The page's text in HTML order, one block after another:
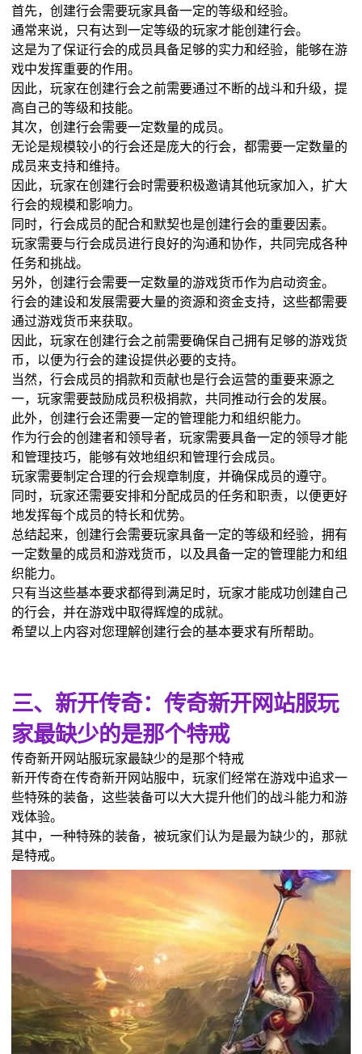
首先，创建行会需要玩家具备一定的等级和经验。
通常来说，只有达到一定等级的玩家才能创建行会。
这是为了保证行会的成员具备足够的实力和经验，能够在游
戏中发挥重要的作用。
因此，玩家在创建行会之前需要通过不断的战斗和升级，提
高自己的等级和技能。
其次，创建行会需要一定数量的成员。
无论是规模较小的行会还是庞大的行会，都需要一定数量的
成员来支持和维持。
因此，玩家在创建行会时需要积极邀请其他玩家加入，扩大
行会的规模和影响力。
同时，行会成员的配合和默契也是创建行会的重要因素。
玩家需要与行会成员进行良好的沟通和协作，共同完成各种
任务和挑战。
另外，创建行会需要一定数量的游戏货币作为启动资金。
行会的建设和发展需要大量的资源和资金支持，这些都需要
通过游戏货币来获取。
因此，玩家在创建行会之前需要确保自己拥有足够的游戏货
币，以便为行会的建设提供必要的支持。
当然，行会成员的捐款和贡献也是行会运营的重要来源之
一，玩家需要鼓励成员积极捐款，共同推动行会的发展。
此外，创建行会还需要一定的管理能力和组织能力。
作为行会的创建者和领导者，玩家需要具备一定的领导才能
和管理技巧，能够有效地组织和管理行会成员。
玩家需要制定合理的行会规章制度，并确保成员的遵守。
同时，玩家还需要安排和分配成员的任务和职责，以便更好
地发挥每个成员的特长和优势。
总结起来，创建行会需要玩家具备一定的等级和经验，拥有
一定数量的成员和游戏货币，以及具备一定的管理能力和组
织能力。
只有当这些基本要求都得到满足时，玩家才能成功创建自己
的行会，并在游戏中取得辉煌的成就。
希望以上内容对您理解创建行会的基本要求有所帮助。
三、新开传奇：传奇新开网站服玩
家最缺少的是那个特戒
传奇新开网站服玩家最缺少的是那个特戒
新开传奇在传奇新开网站服中，玩家们经常在游戏中追求一
些特殊的装备，这些装备可以大大提升他们的战斗能力和游
戏体验。
其中，一种特殊的装备，被玩家们认为是最为缺少的，那就
是特戒。